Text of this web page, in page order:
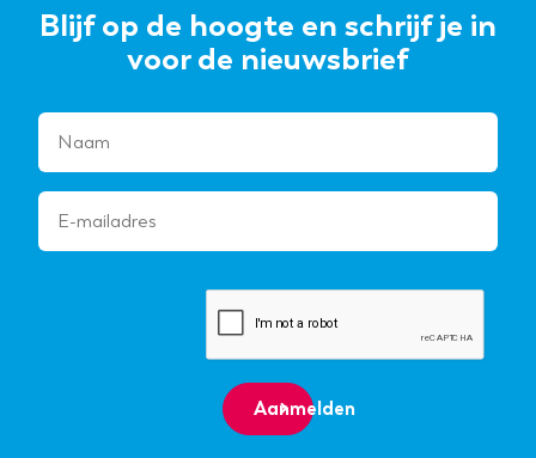
Blijf op de hoogte en schrijf je in
voor de nieuwsbrief
Aanmelden